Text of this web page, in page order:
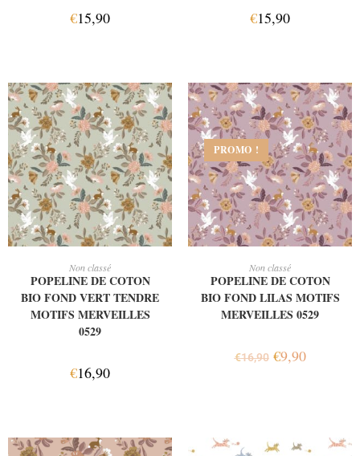
€15,90 €15,90
AJOUTER AU PANIER
Non classé
POPELINE DE COTON
BIO FOND VERT TENDRE
MOTIFS MERVEILLES
0529
€16,90
PROMO !
AJOUTER AU PANIER
Non classé
POPELINE DE COTON
BIO FOND LILAS MOTIFS
MERVEILLES 0529
€16,90 €9,90